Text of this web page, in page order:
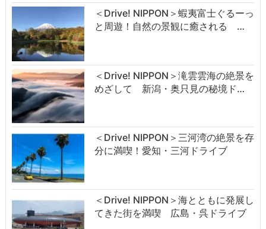
＜Drive! NIPPON＞蝦夷富士ぐるーっ
と周遊！自然の景観に癒される …
＜Drive! NIPPON＞滝雲雲海の絶景を
めざして 新潟・奥只見の秘境ド…
＜Drive! NIPPON＞三河湾の絶景を存
分に満喫！愛知・三河ドライブ
＜Drive! NIPPON＞海とともに発展し
てきた街を満喫 広島・呉ドライブ